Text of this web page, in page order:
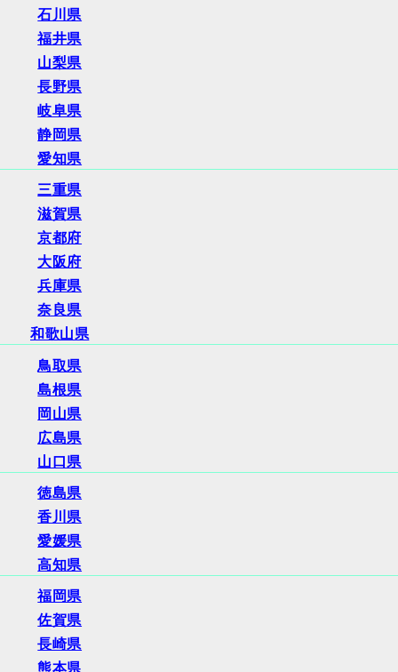
石川県
福井県
山梨県
長野県
岐阜県
静岡県
愛知県
三重県
滋賀県
京都府
大阪府
兵庫県
奈良県
和歌山県
鳥取県
島根県
岡山県
広島県
山口県
徳島県
香川県
愛媛県
高知県
福岡県
佐賀県
長崎県
熊本県